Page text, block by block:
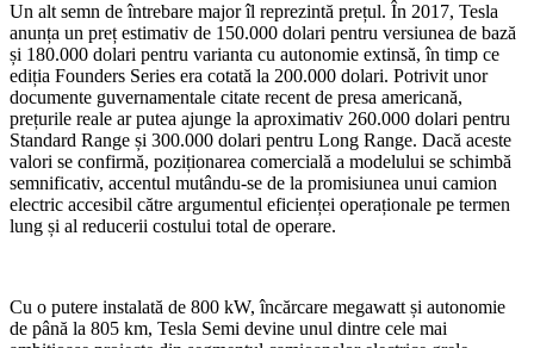
Un alt semn de întrebare major îl reprezintă prețul. În 2017, Tesla
anunța un preț estimativ de 150.000 dolari pentru versiunea de bază
și 180.000 dolari pentru varianta cu autonomie extinsă, în timp ce
ediția Founders Series era cotată la 200.000 dolari. Potrivit unor
documente guvernamentale citate recent de presa americană,
prețurile reale ar putea ajunge la aproximativ 260.000 dolari pentru
Standard Range și 300.000 dolari pentru Long Range. Dacă aceste
valori se confirmă, poziționarea comercială a modelului se schimbă
semnificativ, accentul mutându-se de la promisiunea unui camion
electric accesibil către argumentul eficienței operaționale pe termen
lung și al reducerii costului total de operare.
Cu o putere instalată de 800 kW, încărcare megawatt și autonomie
de până la 805 km, Tesla Semi devine unul dintre cele mai